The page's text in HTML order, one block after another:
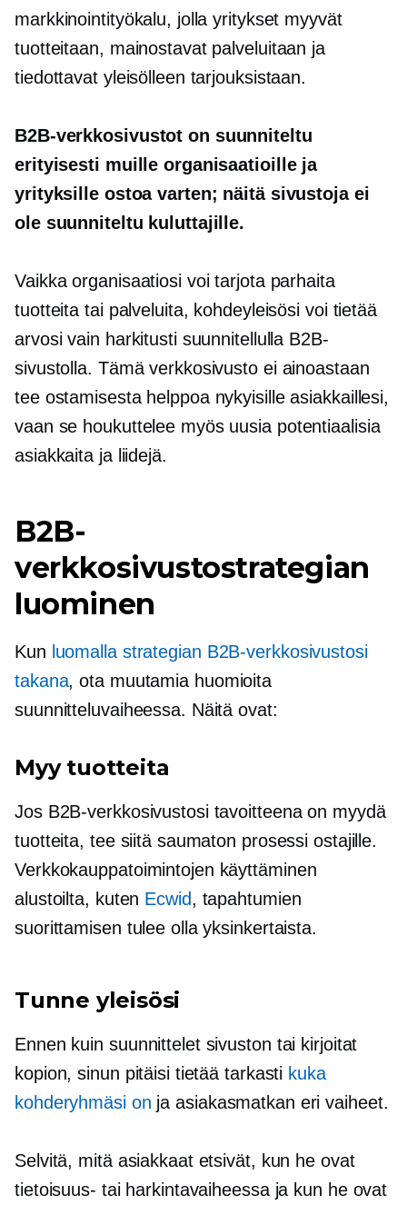
markkinointityökalu, jolla yritykset myyvät
tuotteitaan, mainostavat palveluitaan ja
tiedottavat yleisölleen tarjouksistaan.
B2B-verkkosivustot on suunniteltu
erityisesti muille organisaatioille ja
yrityksille ostoa varten; näitä sivustoja ei
ole suunniteltu kuluttajille.
Vaikka organisaatiosi voi tarjota parhaita
tuotteita tai palveluita, kohdeyleisösi voi tietää
arvosi vain harkitusti suunnitellulla B2B-
sivustolla. Tämä verkkosivusto ei ainoastaan ​​
tee ostamisesta helppoa nykyisille asiakkaillesi,
vaan se houkuttelee myös uusia potentiaalisia
asiakkaita ja liidejä.
B2B-
verkkosivustostrategian
luominen
Kun luomalla strategian B2B-verkkosivustosi
takana, ota muutamia huomioita
suunnitteluvaiheessa. Näitä ovat:
Myy tuotteita
Jos B2B-verkkosivustosi tavoitteena on myydä
tuotteita, tee siitä saumaton prosessi ostajille.
Verkkokauppatoimintojen käyttäminen
alustoilta, kuten Ecwid, tapahtumien
suorittamisen tulee olla yksinkertaista.
Tunne yleisösi
Ennen kuin suunnittelet sivuston tai kirjoitat
kopion, sinun pitäisi tietää tarkasti kuka
kohderyhmäsi on ja asiakasmatkan eri vaiheet.
Selvitä, mitä asiakkaat etsivät, kun he ovat
tietoisuus- tai harkintavaiheessa ja kun he ovat